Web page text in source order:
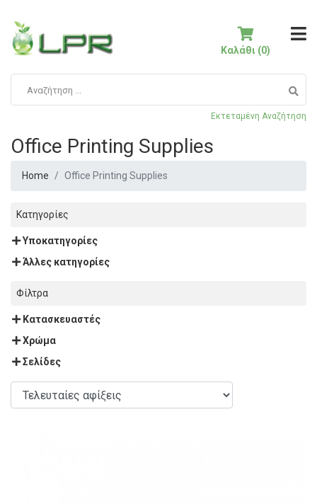
Εκτεταμένη Αναζήτηση
Καλάθι (0)
Office Printing Supplies
Home Office Printing Supplies
Κατηγορίες
Υποκατηγορίες
Άλλες κατηγορίες
Φίλτρα
Κατασκευαστές
Χρώμα
Σελίδες